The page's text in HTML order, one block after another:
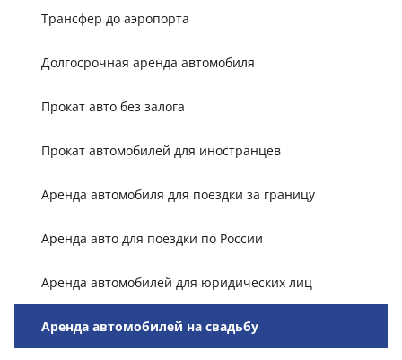
Трансфер до аэропорта
Долгосрочная аренда автомобиля
Прокат авто без залога
Прокат автомобилей для иностранцев
Аренда автомобиля для поездки за границу
Аренда авто для поездки по России
Аренда автомобилей для юридических лиц
Аренда автомобилей на свадьбу